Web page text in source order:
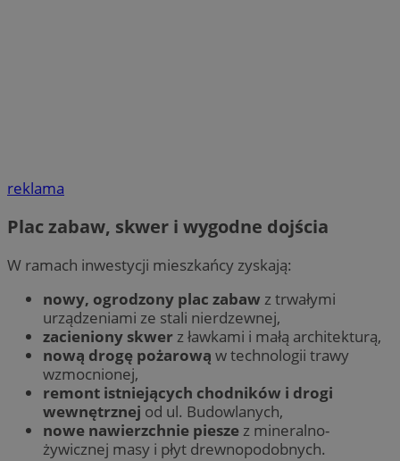
reklama
Plac zabaw, skwer i wygodne dojścia
W ramach inwestycji mieszkańcy zyskają:
nowy, ogrodzony plac zabaw z trwałymi
urządzeniami ze stali nierdzewnej,
zacieniony skwerz ławkami i małą architekturą,
nową drogę pożarową w technologii trawy
wzmocnionej,
remont istniejących chodników i drogi
wewnętrznej od ul. Budowlanych,
nowe nawierzchnie pieszez mineralno-
żywicznej masy i płyt drewnopodobnych.